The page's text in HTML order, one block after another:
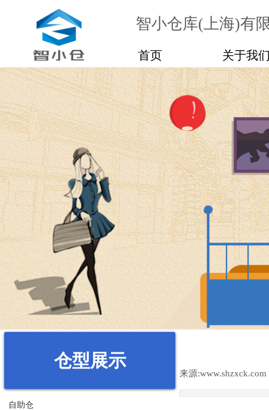
首页 关于我
智小仓库(上海)有
仓型展示
来源:www.shzxck.com
自助仓